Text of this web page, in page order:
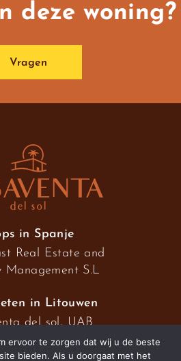
deze woning?
Vragen
in Spanje
Real Estate and
Management S.L
in Litouwen
del sol, UAB
ervoor te zorgen dat wij u de beste
bieden. Als u doorgaat met het